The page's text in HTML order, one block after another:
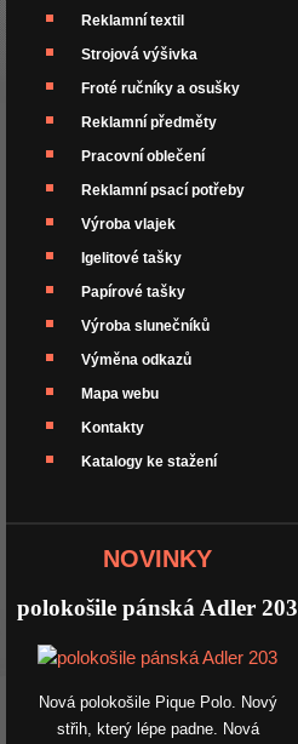
Reklamní textil
Strojová výšivka
Froté ručníky a osušky
Reklamní předměty
Pracovní oblečení
Reklamní psací potřeby
Výroba vlajek
Igelitové tašky
Papírové tašky
Výroba slunečníků
Výměna odkazů
Mapa webu
Kontakty
Katalogy ke stažení
NOVINKY
polokošile pánská Adler 203
Nová polokošile Pique Polo. Nový
střih, který lépe padne. Nová